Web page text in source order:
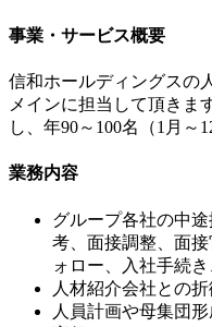
事業・サービス概要
信和ホールディングスの
メインに担当して頂きま
し、年90～100名（1月～
業務内容
グループ各社の中
考、面接調整、面
ォロー、入社手続
人材紹介会社との
人員計画や母集団